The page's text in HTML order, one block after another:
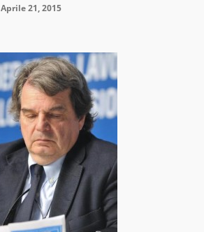
Aprile 21, 2015